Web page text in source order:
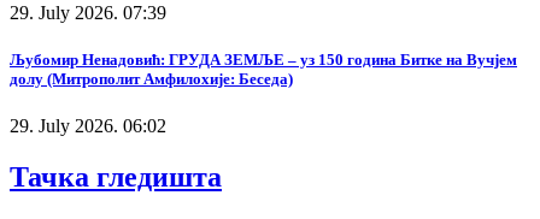
29. July 2026. 07:39
Љубомир Ненадовић: ГРУДА ЗЕМЉЕ – уз 150 година Битке на Вучјем
долу (Митрополит Амфилохије: Беседа)
29. July 2026. 06:02
Тачка гледишта